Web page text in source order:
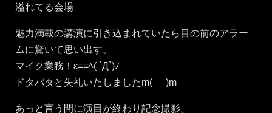
溢れてる会場
魅力満載の講演に引き込まれていたら目の前のアラー
ムに驚いて思い出す。
マイク業務！ε≡≡ﾍ( ´Д`)ﾉ
ドタバタと失礼いたしましたm(_ _)m
あっと言う間に演目が終わり記念撮影。